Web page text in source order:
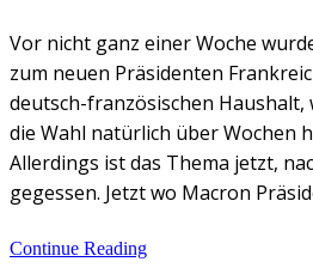
Vor nicht ganz einer Woche
zum neuen Präsidenten
deutsch-französischen Haushalt,
die Wahl natürlich über Wochen
Allerdings ist das Thema jetzt,
gegessen. Jetzt wo Macron
Continue Reading